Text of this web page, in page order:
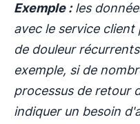
Exemple :les
avec le service
de douleur
exemple, si de
processus de retour
indiquer un besoin